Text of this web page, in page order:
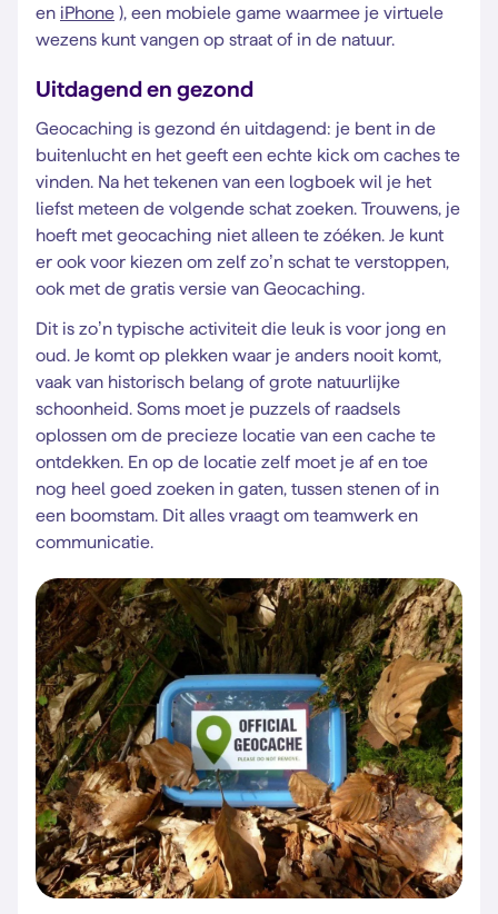
en iPhone ), een mobiele game waarmee je virtuele
wezens kunt vangen op straat of in de natuur.
Uitdagend en gezond
Geocaching is gezond én uitdagend: je bent in de
buitenlucht en het geeft een echte kick om caches te
vinden. Na het tekenen van een logboek wil je het
liefst meteen de volgende schat zoeken. Trouwens, je
hoeft met geocaching niet alleen te zóéken. Je kunt
er ook voor kiezen om zelf zo’n schat te verstoppen,
ook met de gratis versie van Geocaching.
Dit is zo’n typische activiteit die leuk is voor jong en
oud. Je komt op plekken waar je anders nooit komt,
vaak van historisch belang of grote natuurlijke
schoonheid. Soms moet je puzzels of raadsels
oplossen om de precieze locatie van een cache te
ontdekken. En op de locatie zelf moet je af en toe
nog heel goed zoeken in gaten, tussen stenen of in
een boomstam. Dit alles vraagt om teamwerk en
communicatie.